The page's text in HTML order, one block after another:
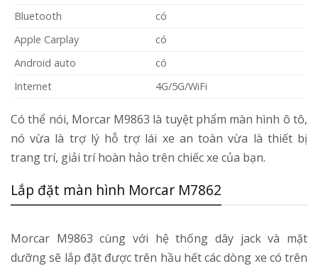
Bluetooth
có
Apple Carplay
có
Android auto
có
Internet
4G/5G/WiFi
Có thể nói, Morcar M9863 là tuyệt phẩm màn hình ô tô,
nó vừa là trợ lý hỗ trợ lái xe an toàn vừa là thiết bị
trang trí, giải trí hoàn hảo trên chiếc xe của bạn.
Lắp đặt màn hình Morcar M7862
Morcar M9863 cùng với hệ thống dây jack và mặt
dưỡng sẽ lắp đặt được trên hầu hết các dòng xe có trên